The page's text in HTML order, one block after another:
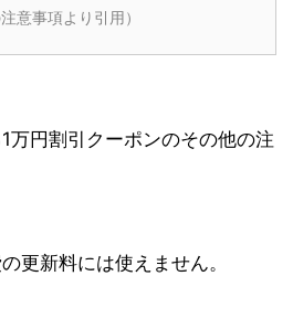
意事項より引用）
万円割引クーポンのその他の注
更新料には使えません。